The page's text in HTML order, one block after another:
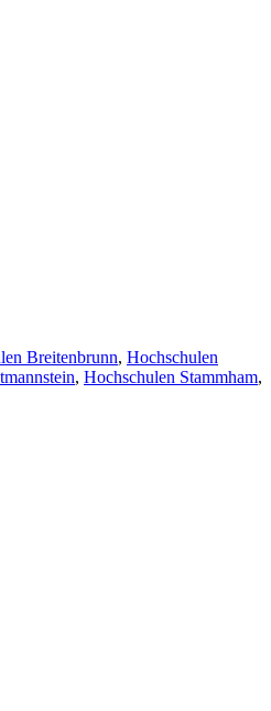
Breitenbrunn, Hochschulen
, Hochschulen Stammham,